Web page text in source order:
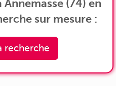
(74) en
sur mesure :
recherche